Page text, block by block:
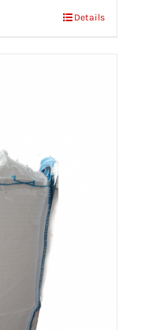
Details